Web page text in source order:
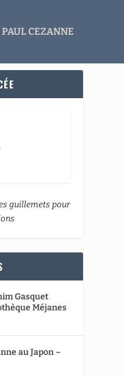
CEZANNE
guillemets pour
Gasquet
Méjanes
au Japon –